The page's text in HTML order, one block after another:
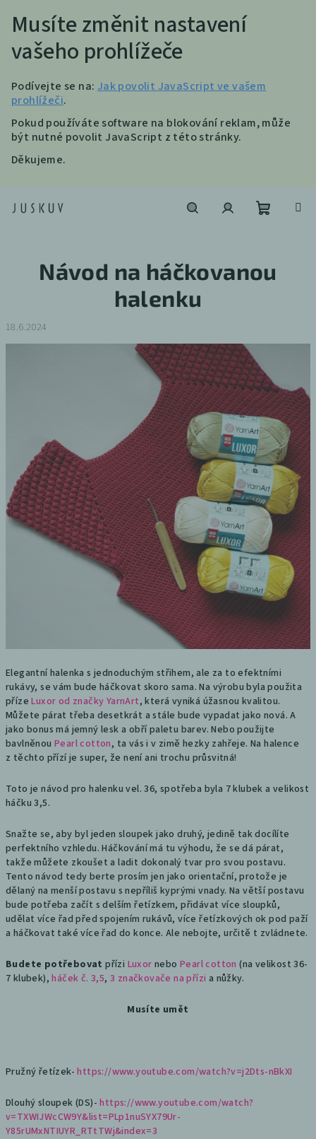
Musíte změnit nastavení
vašeho prohlížeče
Podívejte se na: Jak povolit JavaScript ve vašem
prohlížeči.
Pokud používáte software na blokování reklam, může
být nutné povolit JavaScript z této stránky.
Děkujeme.
košík
Návod na háčkovanou
halenku
18.6.2024
Elegantní halenka s jednoduchým střihem, ale za to efektními
rukávy, se vám bude háčkovat skoro sama. Na výrobu byla použita
přízeLuxor od značky YarnArt, která vyniká úžasnou kvalitou.
Můžete párat třeba desetkrát a stále bude vypadat jako nová. A
jako bonus má jemný lesk a obří paletu barev. Nebo použijte
bavlněnouPearl cotton, ta vás i v zimě hezky zahřeje. Na halence
z těchto přízí je super, že není ani trochu průsvitná!
Toto je návod pro halenku vel. 36, spotřeba byla 7 klubek a velikost
háčku 3,5.
Snažte se, aby byl jeden sloupek jako druhý, jedině tak docílíte
perfektního vzhledu. Háčkování má tu výhodu, že se dá párat,
takže můžete zkoušet a ladit dokonalý tvar pro svou postavu.
Tento návod tedy berte prosím jen jako orientační, protože je
dělaný na menší postavu s nepříliš kyprými vnady. Na větší postavu
bude potřeba začít s delším řetízkem, přidávat více sloupků,
udělat více řad před spojením rukávů, více řetízkových ok pod paží
a háčkovat také více řad do konce. Ale nebojte, určitě t zvládnete.
Budete potřebovat přízi Luxor neboPearl cotton (na velikost 36-
7 klubek), háček č. 3,5,3 značkovače na přízi a nůžky.
Musíte umět
Pružný řetízek-https://www.youtube.com/watch?v=j2Dts-nBkXI
Dlouhý sloupek (DS)-https://www.youtube.com/watch?
v=TXWIJWcCW9Y&list=PLp1nuSYX79Ur-
Y85rUMxNTIUYR_RTtTWj&index=3